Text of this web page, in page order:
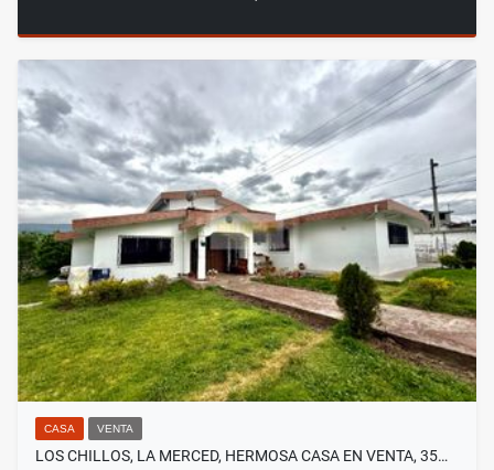
CASA VENTA
LOS CHILLOS, LA MERCED, HERMOSA CASA EN VENTA, 35…